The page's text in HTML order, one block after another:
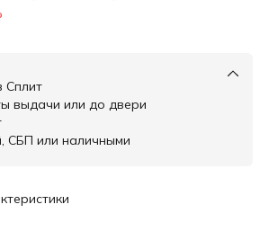
Сплит
выдачи или до двери
СБП или наличными